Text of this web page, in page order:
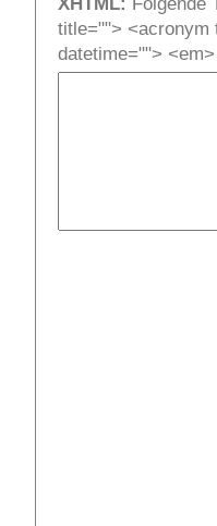
title=""> <acronym
datetime="">